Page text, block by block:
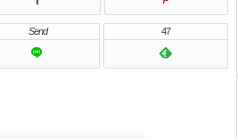
Send 47